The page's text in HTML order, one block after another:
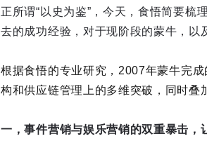
正所谓“以史为鉴”，今天，食悟简要
去的成功经验，对于现阶段的蒙牛，以
根据食悟的专业研究，2007年蒙牛完
构和供应链管理上的多维突破，同时
一，事件营销与娱乐营销的双重暴击，